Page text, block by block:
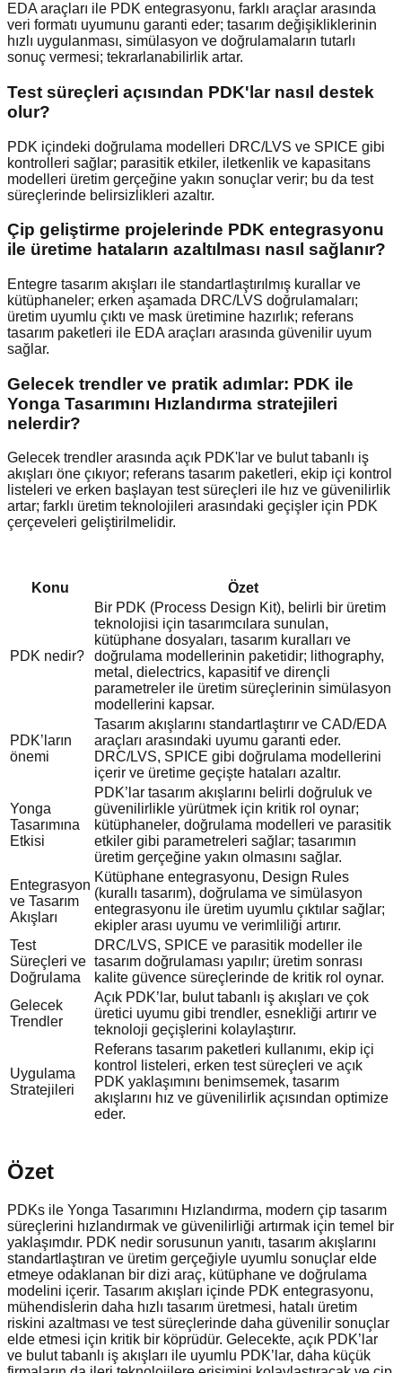
EDA araçları ile PDK entegrasyonu, farklı araçlar arasında
veri formatı uyumunu garanti eder; tasarım değişikliklerinin
hızlı uygulanması, simülasyon ve doğrulamaların tutarlı
sonuç vermesi; tekrarlanabilirlik artar.
Test süreçleri açısından PDK'lar nasıl destek
olur?
PDK içindeki doğrulama modelleri DRC/LVS ve SPICE gibi
kontrolleri sağlar; parasitik etkiler, iletkenlik ve kapasitans
modelleri üretim gerçeğine yakın sonuçlar verir; bu da test
süreçlerinde belirsizlikleri azaltır.
Çip geliştirme projelerinde PDK entegrasyonu
ile üretime hataların azaltılması nasıl sağlanır?
Entegre tasarım akışları ile standartlaştırılmış kurallar ve
kütüphaneler; erken aşamada DRC/LVS doğrulamaları;
üretim uyumlu çıktı ve mask üretimine hazırlık; referans
tasarım paketleri ile EDA araçları arasında güvenilir uyum
sağlar.
Gelecek trendler ve pratik adımlar: PDK ile
Yonga Tasarımını Hızlandırma stratejileri
nelerdir?
Gelecek trendler arasında açık PDK'lar ve bulut tabanlı iş
akışları öne çıkıyor; referans tasarım paketleri, ekip içi kontrol
listeleri ve erken başlayan test süreçleri ile hız ve güvenilirlik
artar; farklı üretim teknolojileri arasındaki geçişler için PDK
çerçeveleri geliştirilmelidir.
Konu Özet
PDK nedir?
Bir PDK (Process Design Kit), belirli bir üretim
teknolojisi için tasarımcılara sunulan,
kütüphane dosyaları, tasarım kuralları ve
doğrulama modellerinin paketidir; lithography,
metal, dielectrics, kapasitif ve dirençli
parametreler ile üretim süreçlerinin simülasyon
modellerini kapsar.
PDK’ların
önemi
Tasarım akışlarını standartlaştırır ve CAD/EDA
araçları arasındaki uyumu garanti eder.
DRC/LVS, SPICE gibi doğrulama modellerini
içerir ve üretime geçişte hataları azaltır.
Yonga
Tasarımına
Etkisi
PDK’lar tasarım akışlarını belirli doğruluk ve
güvenilirlikle yürütmek için kritik rol oynar;
kütüphaneler, doğrulama modelleri ve parasitik
etkiler gibi parametreleri sağlar; tasarımın
üretim gerçeğine yakın olmasını sağlar.
Entegrasyon
ve Tasarım
Akışları
Kütüphane entegrasyonu, Design Rules
(kurallı tasarım), doğrulama ve simülasyon
entegrasyonu ile üretim uyumlu çıktılar sağlar;
ekipler arası uyumu ve verimliliği artırır.
Test
Süreçleri ve
Doğrulama
DRC/LVS, SPICE ve parasitik modeller ile
tasarım doğrulaması yapılır; üretim sonrası
kalite güvence süreçlerinde de kritik rol oynar.
Gelecek
Trendler
Açık PDK’lar, bulut tabanlı iş akışları ve çok
üretici uyumu gibi trendler, esnekliği artırır ve
teknoloji geçişlerini kolaylaştırır.
Uygulama
Stratejileri
Referans tasarım paketleri kullanımı, ekip içi
kontrol listeleri, erken test süreçleri ve açık
PDK yaklaşımını benimsemek, tasarım
akışlarını hız ve güvenilirlik açısından optimize
eder.
Özet
PDKs ile Yonga Tasarımını Hızlandırma, modern çip tasarım
süreçlerini hızlandırmak ve güvenilirliği artırmak için temel bir
yaklaşımdır. PDK nedir sorusunun yanıtı, tasarım akışlarını
standartlaştıran ve üretim gerçeğiyle uyumlu sonuçlar elde
etmeye odaklanan bir dizi araç, kütüphane ve doğrulama
modelini içerir. Tasarım akışları içinde PDK entegrasyonu,
mühendislerin daha hızlı tasarım üretmesi, hatalı üretim
riskini azaltması ve test süreçlerinde daha güvenilir sonuçlar
elde etmesi için kritik bir köprüdür. Gelecekte, açık PDK’lar
ve bulut tabanlı iş akışları ile uyumlu PDK’lar, daha küçük